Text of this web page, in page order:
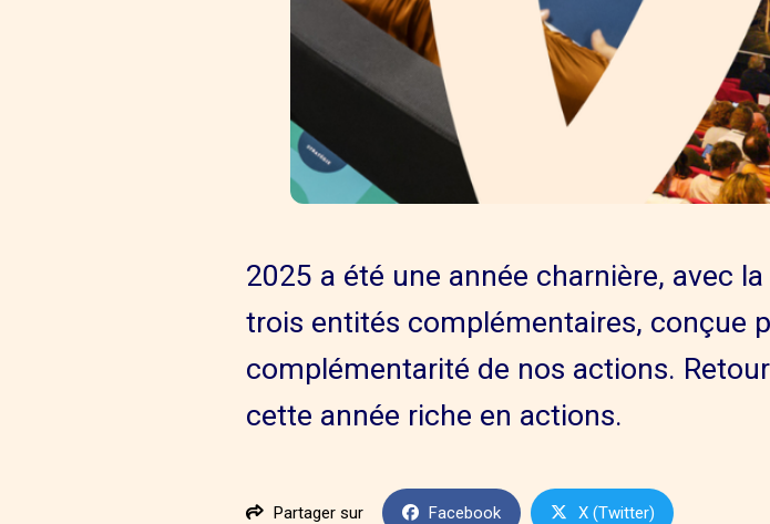
2025 a été une année charnière, avec
trois entités complémentaires, conçue
complémentarité de nos actions.
cette année riche en actions.
Partager sur Facebook X (Twitter)